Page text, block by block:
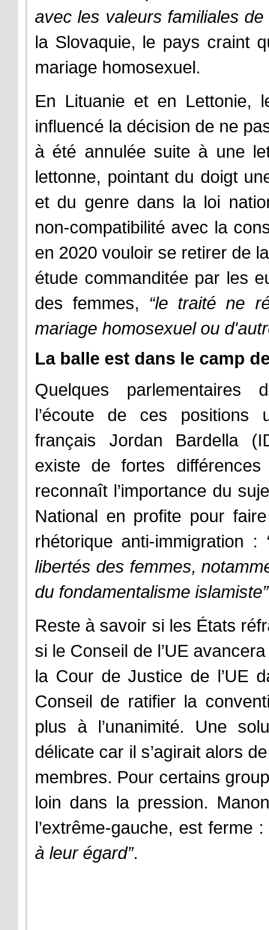
avec les valeurs familiales de
la Slovaquie, le pays craint
mariage homosexuel.
En Lituanie et en Lettonie,
influencé la décision de ne
à été annulée suite à une
lettonne, pointant du doigt
et du genre dans la loi
non-compatibilité avec la
en 2020 vouloir se retirer de
étude commanditée par les
des femmes, “le traité ne
mariage homosexuel ou
La balle est dans le camp
Quelques parlementaires
l’écoute de ces positions
français Jordan Bardella
existe de fortes
reconnaît l’importance du
National en profite pour
rhétorique anti-immigration :
libertés des femmes,
du fondamentalisme islamiste”
Reste à savoir si les États
si le Conseil de l’UE
la Cour de Justice de l’UE
Conseil de ratifier la
plus à l’unanimité. Une
délicate car il s’agirait alors
membres. Pour certains
loin dans la pression.
l’extrême-gauche, est ferme :
à leur égard”.